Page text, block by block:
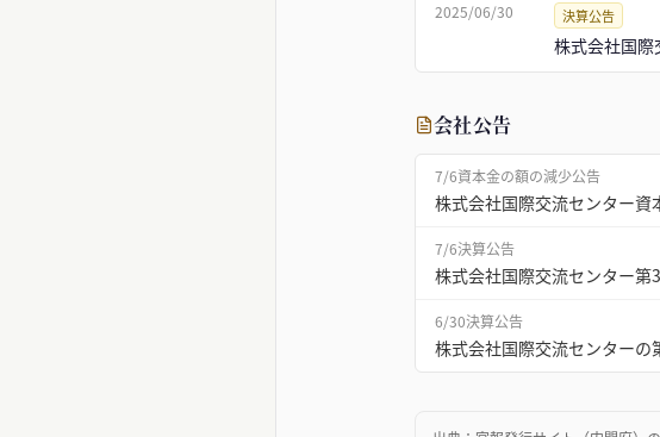
2025/06/30 決算公告
株式会社国
会社公告
7/6資本金の額の減少公告
株式会社国際交流センター資
7/6決算公告
株式会社国際交流センター第
6/30決算公告
株式会社国際交流センターの